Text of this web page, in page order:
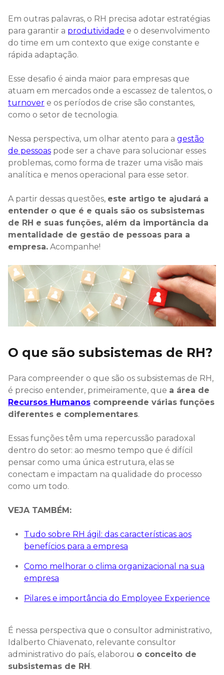
Em outras palavras, o RH precisa adotar estratégias
para garantir a produtividade e o desenvolvimento
do time em um contexto que exige constante e
rápida adaptação.
Esse desafio é ainda maior para empresas que
atuam em mercados onde a escassez de talentos, o
turnover e os períodos de crise são constantes,
como o setor de tecnologia.
Nessa perspectiva, um olhar atento para a gestão
de pessoas pode ser a chave para solucionar esses
problemas, como forma de trazer uma visão mais
analítica e menos operacional para esse setor.
A partir dessas questões, este artigo te ajudará a
entender o que é e quais são os subsistemas
de RH e suas funções, além da importância da
mentalidade de gestão de pessoas para a
empresa. Acompanhe!
O que são subsistemas de RH?
Para compreender o que são os subsistemas de RH,
é preciso entender, primeiramente, que a área de
Recursos Humanos compreende várias funções
diferentes e complementares.
Essas funções têm uma repercussão paradoxal
dentro do setor: ao mesmo tempo que é difícil
pensar como uma única estrutura, elas se
conectam e impactam na qualidade do processo
como um todo.
VEJA TAMBÉM:
Tudo sobre RH ágil: das características aos
benefícios para a empresa
Como melhorar o clima organizacional na sua
empresa
Pilares e importância do Employee Experience
É nessa perspectiva que o consultor administrativo,
Idalberto Chiavenato, relevante consultor
administrativo do país, elaborou o conceito de
subsistemas de RH .